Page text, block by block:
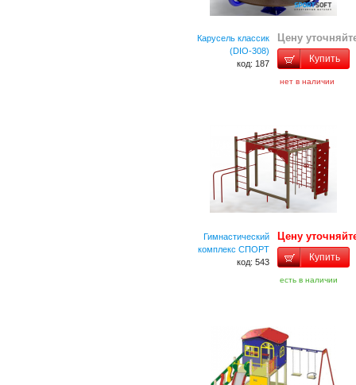
Карусель классик
(DIO-308)
код: 187
Цену
Купить
нет в наличии
Гимнастический
комплекс СПОРТ
код: 543
Цену
Купить
есть в наличии